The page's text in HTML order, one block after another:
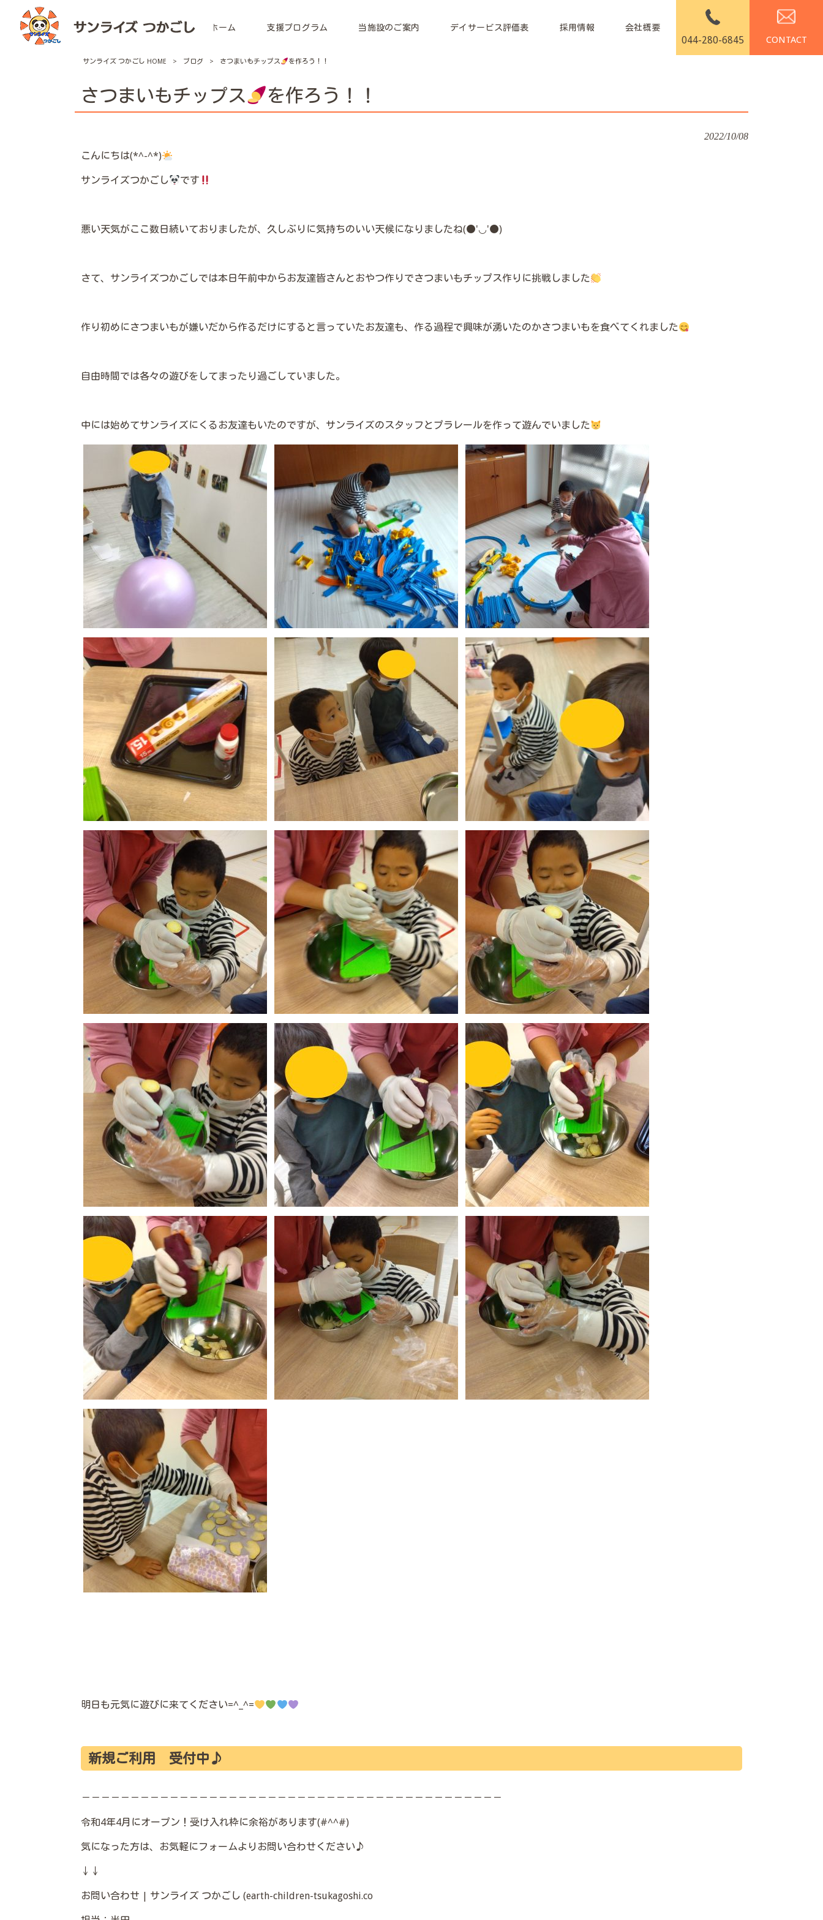
044-280-6845
ホーム 支援プログラム 当施設のご案内 デイサービス評価表 採用情報 会社概要
サンライズ つかごし HOME > ブログ > さつまいもチップス を作ろう！！
さつまいもチップス を作ろう！！
2022/10/08
こんにちは(*^-^*)
サンライズつかごし です
悪い天気がここ数日続いておりましたが、久しぶりに気持ちのいい天候になりましたね(●'◡'●)
さて、サンライズつかごしでは本日午前中からお友達皆さんとおやつ作りでさつまいもチップス作りに挑戦しました
作り初めにさつまいもが嫌いだから作るだけにすると言っていたお友達も、作る過程で興味が湧いたのかさつまいもを食べてくれました
自由時間では各々の遊びをしてまったり過ごしていました。
中には始めてサンライズにくるお友達もいたのですが、サンライズのスタッフとプラレールを作って遊んでいました
明日も元気に遊びに来てください=^_^=
新規ご利用 受付中♪
－－－－－－－－－－－－－－－－－－－－－－－－－－－－－－－－－－－－－－－－－－－
令和4年4月にオープン！受け入れ枠に余裕があります(#^^#)
気になった方は、お気軽にフォームよりお問い合わせください♪
↓↓
お問い合わせ | サンライズ つかごし (earth-children-tsukagoshi.co